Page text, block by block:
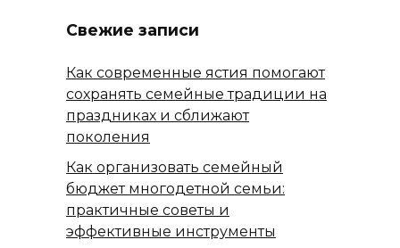
Свежие записи
Как современные ястия помогают
сохранять семейные традиции на
праздниках и сближают
поколения
Как организовать семейный
бюджет многодетной семьи:
практичные советы и
эффективные инструменты